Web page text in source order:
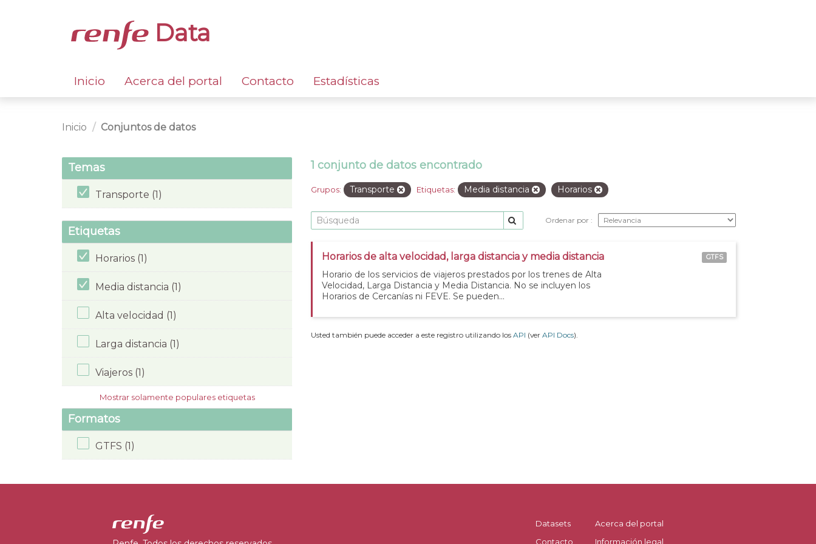
Data
Inicio Acerca del portal Contacto Estadísticas
Inicio Conjuntos de datos
Temas
Transporte (1)
Etiquetas
Horarios (1)
Media distancia (1)
Alta velocidad (1)
Larga distancia (1)
Viajeros (1)
Mostrar solamente populares etiquetas
Formatos
GTFS (1)
1 conjunto de datos encontrado
Grupos: Transporte Etiquetas: Media distancia Horarios
Ordenar por
Horarios de alta velocidad, larga distancia y media distancia
Horario de los servicios de viajeros prestados por los trenes de Alta
Velocidad, Larga Distancia y Media Distancia. No se incluyen los
Horarios de Cercanías ni FEVE. Se pueden...
GTFS
Usted también puede acceder a este registro utilizando los API (ver API Docs).
Datasets
Contacto
Acerca del portal
Información legal